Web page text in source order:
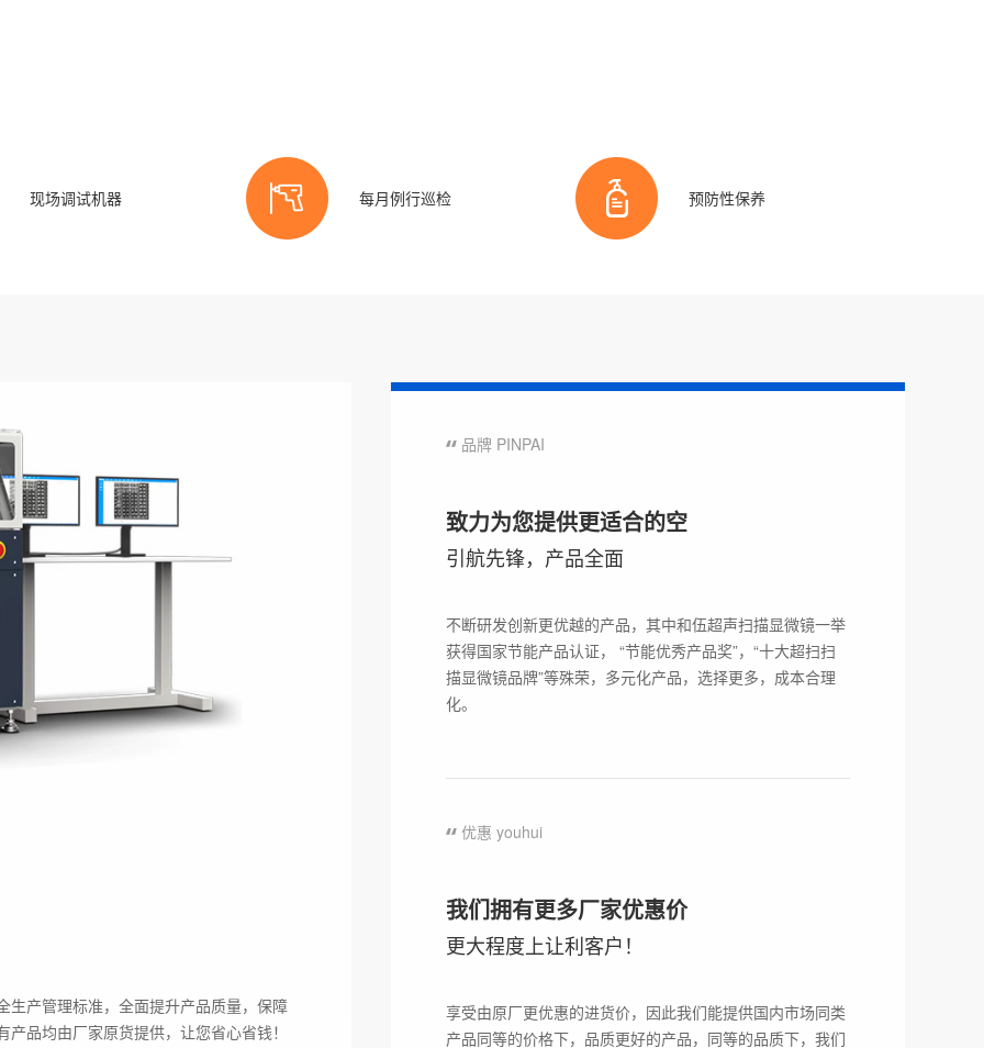
现场调试机器 每月例行巡检 预防性保养
生产管理标准，全面提升产品质量，保障
品均由厂家原货提供，让您省心省钱！
品牌 PINPAI
致力为您提供更适合的空
引航先锋，产品全面
不断研发创新更优越的产品，其中和伍超声扫描显微镜一举
获得国家节能产品认证， “节能优秀产品奖”，“十大超扫扫
描显微镜品牌”等殊荣，多元化产品，选择更多，成本合理
化。
优惠 youhui
我们拥有更多厂家优惠价
更大程度上让利客户！
享受由原厂更优惠的进货价，因此我们能提供国内市场同类
产品同等的价格下，品质更好的产品，同等的品质下，我们
从山谷回声原理切入，通俗讲解超声扫描显微镜SAM无损检测底层逻辑。解析声阻抗、超声波传播原
洞、分层等缺陷，...
Q
水浸超声扫描显微镜价格是多少？